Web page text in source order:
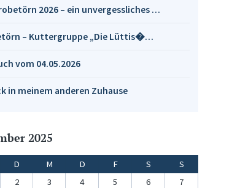
2026 – ein unvergessliches …
– Kuttergruppe „Die Lüttis�…
vom 04.05.2026
in meinem anderen Zuhause
2025
D M D F S
S
2 3 4 5 6
7